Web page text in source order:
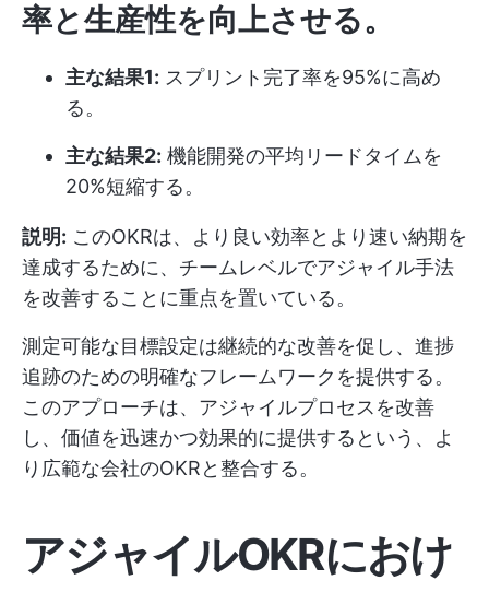
率と生産性を向上させる。
主な結果1: スプリント完了率を95%に高め
る。
主な結果2: 機能開発の平均リードタイムを
20%短縮する。
説明: このOKRは、より良い効率とより速い納期を
達成するために、チームレベルでアジャイル手法
を改善することに重点を置いている。
測定可能な目標設定は継続的な改善を促し、進捗
追跡のための明確なフレームワークを提供する。
このアプローチは、アジャイルプロセスを改善
し、価値を迅速かつ効果的に提供するという、よ
り広範な会社のOKRと整合する。
アジャイルOKRにおけ